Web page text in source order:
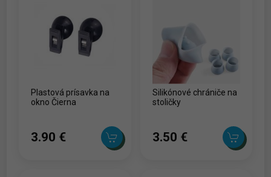
Plastová prísavka na
okno Čierna
3.90 ‎€
Silikónové chrániče na
stoličky
3.50 ‎€